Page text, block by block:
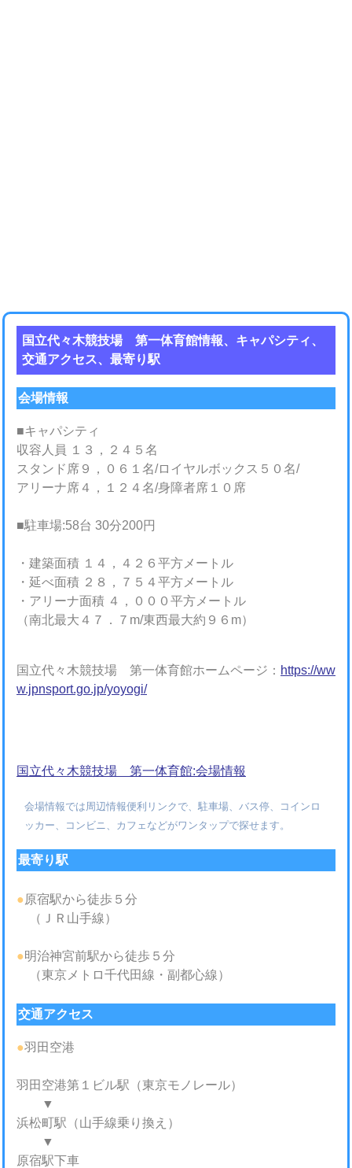
国立代々木競技場 第一体育館情報、キャパシティ、
交通アクセス、最寄り駅
会場情報
■キャパシティ
収容人員 １３，２４５名
スタンド席９，０６１名/ロイヤルボックス５０名/
アリーナ席４，１２４名/身障者席１０席
■駐車場:58台 30分200円
・建築面積 １４，４２６平方メートル
・延べ面積 ２８，７５４平方メートル
・アリーナ面積 ４，０００平方メートル
（南北最大４７．７m/東西最大約９６m）
国立代々木競技場 第一体育館ホームページ： https://ww
w.jpnsport.go.jp/yoyogi/
国立代々木競技場 第一体育館:会場情報
会場情報では周辺情報便利リンクで、駐車場、バス停、コインロ
ッカー、コンビニ、カフェなどがワンタップで探せます。
最寄り駅
●原宿駅から徒歩５分
（ＪＲ山手線）
●明治神宮前駅から徒歩５分
（東京メトロ千代田線・副都心線）
交通アクセス
●羽田空港
羽田空港第１ビル駅（東京モノレール）
▼
浜松町駅（山手線乗り換え）
▼
原宿駅下車